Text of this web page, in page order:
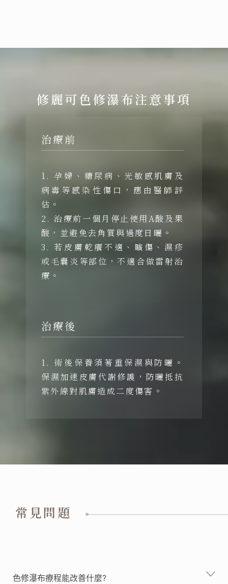
修麗可色修瀑布注意事項
治療前
1. 孕婦、糖尿病、光敏感肌膚及
病毒等感染性傷口，應由醫師評
估。
2. 治療前一個月停止使用A酸及果
酸，並避免去角質與過度日曬。
3. 若皮膚乾癢不適、曠傷、濕疹
或毛囊炎等部位，不適合做雷射治
療。
治療後
1. 術後保養須著重保濕與防曬。
保濕加速皮膚代謝修護，防曬抵抗
紫外線對肌膚造成二度傷害。
常見問題
色修瀑布療程能改善什麼?